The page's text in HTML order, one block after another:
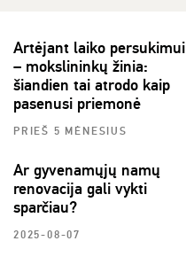
Artėjant laiko persukimui
– mokslininkų žinia:
šiandien tai atrodo kaip
pasenusi priemonė
PRIEŠ 5 MĖNESIUS
Ar gyvenamųjų namų
renovacija gali vykti
sparčiau?
2025-08-07